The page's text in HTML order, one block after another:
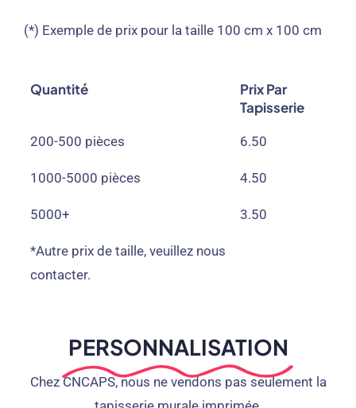
(*) Exemple de prix pour la taille 100 cm x 100 cm
Quantité
Prix ​​par
Tapisserie
200-500 pièces 6.50
1000-5000 pièces 4.50
5000+ 3.50
*Autre prix de taille, veuillez nous
contacter.
PERSONNALISATION
Chez CNCAPS, nous ne vendons pas seulement la